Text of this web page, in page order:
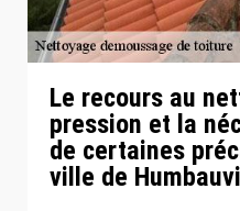
Le recours au
pression et la
de certaines
ville de